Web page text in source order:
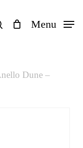
search MenuClose
Cart
Dune –